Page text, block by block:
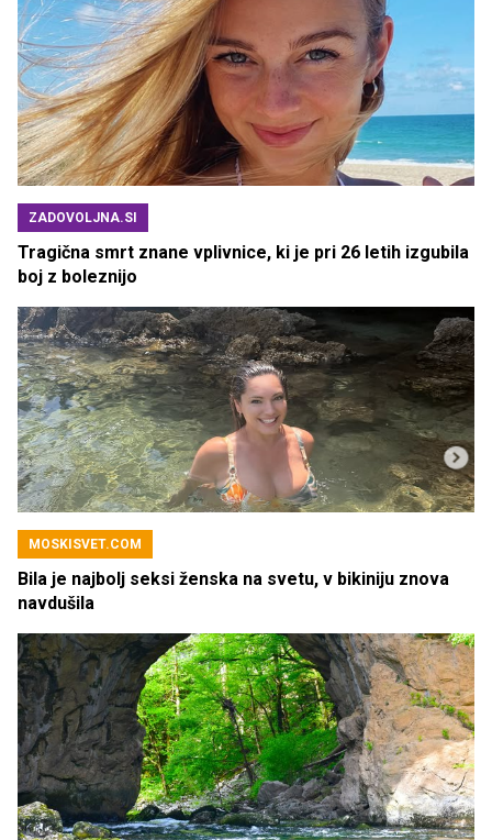
ZADOVOLJNA.SI
Tragična smrt znane vplivnice, ki je pri 26 letih izgubila
boj z boleznijo
MOSKISVET.COM
Bila je najbolj seksi ženska na svetu, v bikiniju znova
navdušila